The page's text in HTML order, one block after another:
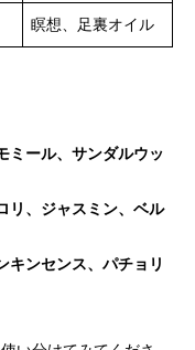
瞑想、足裏オイル
ミール、サンダルウッ
リ、ジャスミン、ベル
キンセンス、パチョリ